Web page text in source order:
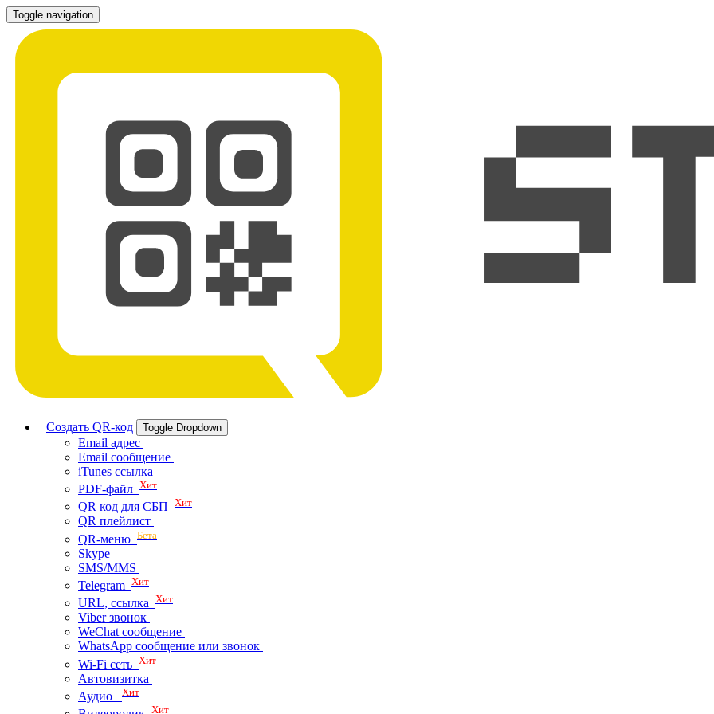
Toggle navigation
Создать QR-код Toggle Dropdown
Email адрес
Email сообщение
iTunes ссылка
PDF-файл Хит
QR код для СБП Хит
QR плейлист
QR-меню Бета
Skype
SMS/MMS
Telegram Хит
URL, ссылка Хит
Viber звонок
WeChat сообщение
WhatsApp сообщение или звонок
Wi-Fi сеть Хит
Автовизитка
Аудио Хит
Хит